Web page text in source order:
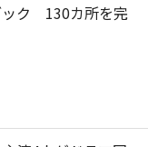
ック 130カ所を完